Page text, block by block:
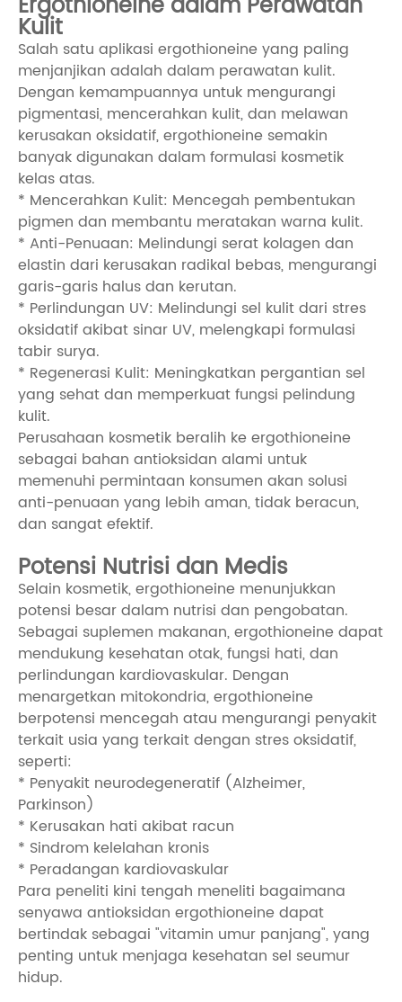
Kulit
Salah satu aplikasi ergothioneine yang paling
menjanjikan adalah dalam perawatan kulit.
Dengan kemampuannya untuk mengurangi
pigmentasi, mencerahkan kulit, dan melawan
kerusakan oksidatif, ergothioneine semakin
banyak digunakan dalam formulasi kosmetik
kelas atas.
* Mencerahkan Kulit: Mencegah pembentukan
pigmen dan membantu meratakan warna kulit.
* Anti-Penuaan: Melindungi serat kolagen dan
elastin dari kerusakan radikal bebas, mengurangi
garis-garis halus dan kerutan.
* Perlindungan UV: Melindungi sel kulit dari stres
oksidatif akibat sinar UV, melengkapi formulasi
tabir surya.
* Regenerasi Kulit: Meningkatkan pergantian sel
yang sehat dan memperkuat fungsi pelindung
kulit.
Perusahaan kosmetik beralih ke ergothioneine
sebagai bahan antioksidan alami untuk
memenuhi permintaan konsumen akan solusi
anti-penuaan yang lebih aman, tidak beracun,
dan sangat efektif.
Potensi Nutrisi dan Medis
Selain kosmetik, ergothioneine menunjukkan
potensi besar dalam nutrisi dan pengobatan.
Sebagai suplemen makanan, ergothioneine dapat
mendukung kesehatan otak, fungsi hati, dan
perlindungan kardiovaskular. Dengan
menargetkan mitokondria, ergothioneine
berpotensi mencegah atau mengurangi penyakit
terkait usia yang terkait dengan stres oksidatif,
seperti:
* Penyakit neurodegeneratif (Alzheimer,
Parkinson)
* Kerusakan hati akibat racun
* Sindrom kelelahan kronis
* Peradangan kardiovaskular
Para peneliti kini tengah meneliti bagaimana
senyawa antioksidan ergothioneine dapat
bertindak sebagai "vitamin umur panjang", yang
penting untuk menjaga kesehatan sel seumur
hidup.